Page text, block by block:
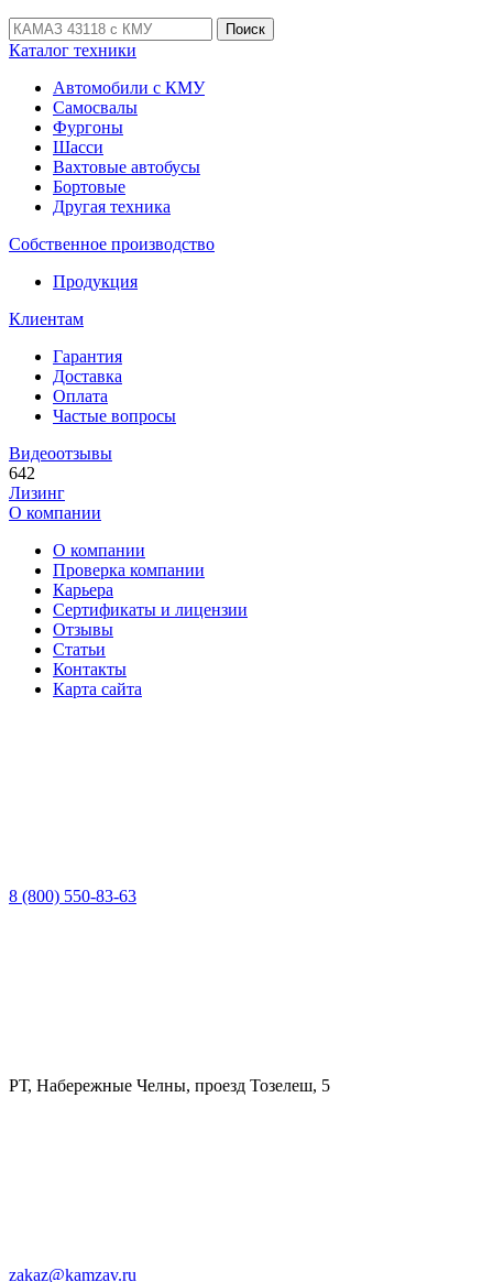
Поиск
Каталог техники
Автомобили с КМУ
Самосвалы
Фургоны
Шасси
Вахтовые автобусы
Бортовые
Другая техника
Собственное производство
Продукция
Клиентам
Гарантия
Доставка
Оплата
Частые вопросы
Видеоотзывы
642
Лизинг
О компании
О компании
Проверка компании
Карьера
Сертификаты и лицензии
Отзывы
Статьи
Контакты
Карта сайта
8 (800) 550-83-63
РТ, Набережные Челны, проезд Тозелеш, 5
zakaz@kamzav.ru